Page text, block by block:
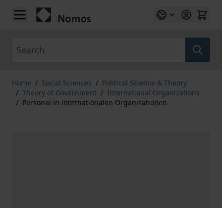
Skip to Content
Home / Social Sciences / Political Science & Theory
/ Theory of Government / International Organizations
/ Personal in internationalen Organisationen